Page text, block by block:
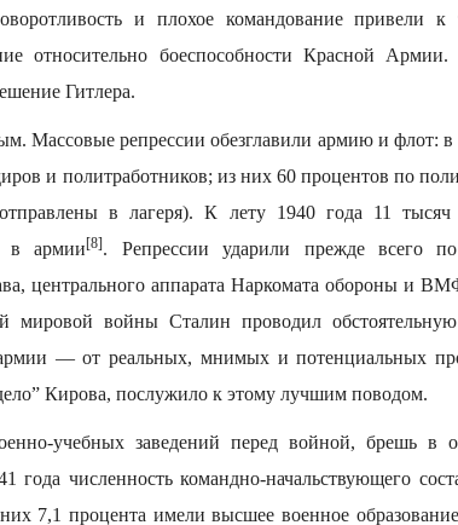
и плохое командование привели
относительно боеспособности Красной Армии.
Гитлера.
Массовые репрессии обезглавили армию и флот:
и политработников; из них 60 процентов по
в лагеря). К лету 1940 года 11 тысяч
в армии[8]. Репрессии ударили прежде всего
центрального аппарата Наркомата обороны и
мировой войны Сталин проводил
— от реальных, мнимых и потенциальных
Кирова, послужило к этому лучшим поводом.
учебных заведений перед войной, брешь в
года численность командно-начальствующего
них 7,1 процента имели высшее военное